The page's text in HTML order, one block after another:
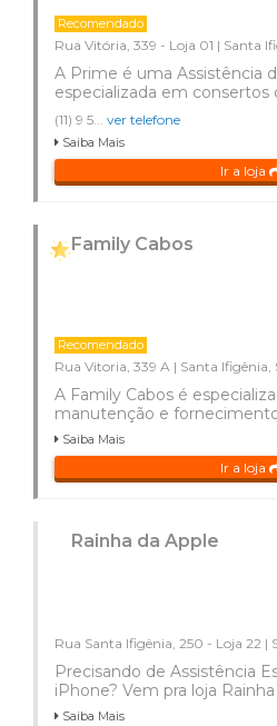
Recomendado
Rua Vitória, 339 - Loja 01 | Santa
A Prime é uma Assistência
especializada em consertos
(11) 9 5... ver telefone
Saiba Mais
Ir a loja
Family Cabos
Recomendado
Rua Vitoria, 339 A | Santa Ifigênia,
A Family Cabos é
manutenção e
Saiba Mais
Ir a loja
Rainha da Apple
Rua Santa Ifigênia, 250 - Loja 22 |
Precisando de Assistência
iPhone? Vem pra loja
Saiba Mais